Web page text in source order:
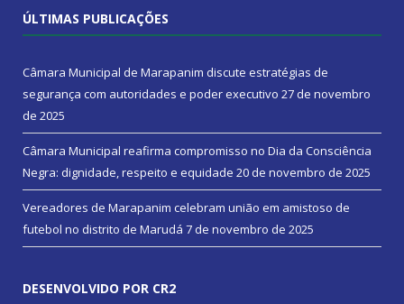
ÚLTIMAS PUBLICAÇÕES
Câmara Municipal de Marapanim discute estratégias de
segurança com autoridades e poder executivo 27 de novembro
de 2025
Câmara Municipal reafirma compromisso no Dia da Consciência
Negra: dignidade, respeito e equidade 20 de novembro de 2025
Vereadores de Marapanim celebram união em amistoso de
futebol no distrito de Marudá 7 de novembro de 2025
DESENVOLVIDO POR CR2